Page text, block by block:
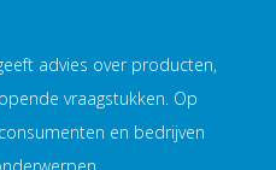
advies over producten,
vraagstukken. Op
en bedrijven